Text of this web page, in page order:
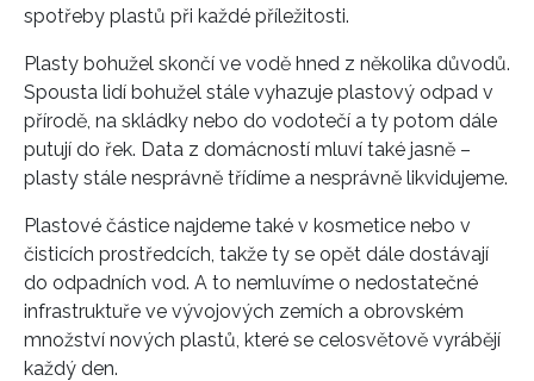
spotřeby plastů při každé příležitosti.
Plasty bohužel skončí ve vodě hned z několika důvodů.
Spousta lidí bohužel stále vyhazuje plastový odpad v
přírodě, na skládky nebo do vodotečí a ty potom dále
putují do řek. Data z domácností mluví také jasně –
plasty stále nesprávně třídíme a nesprávně likvidujeme.
Plastové částice najdeme také v kosmetice nebo v
čisticích prostředcích, takže ty se opět dále dostávají
do odpadních vod. A to nemluvíme o nedostatečné
infrastruktuře ve vývojových zemích a obrovském
množství nových plastů, které se celosvětově vyrábějí
každý den.